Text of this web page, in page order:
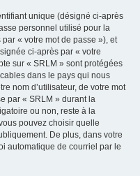
unique (désigné ci-après
personnel utilisé pour la
« votre mot de passe »), et
ci-après par « votre
sur « SRLM » sont protégées
dans le pays qui nous
nom d’utilisateur, de votre mot
par « SRLM » durant la
ou non, reste à la
pouvez choisir quelle
De plus, dans votre
automatique de courriel par le